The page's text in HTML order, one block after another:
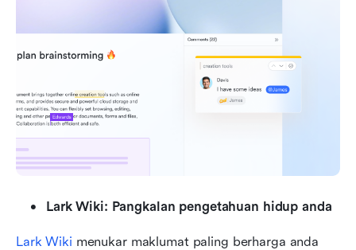
Lark Wiki: Pangkalan pengetahuan hidup anda
Lark Wiki menukar maklumat paling berharga anda